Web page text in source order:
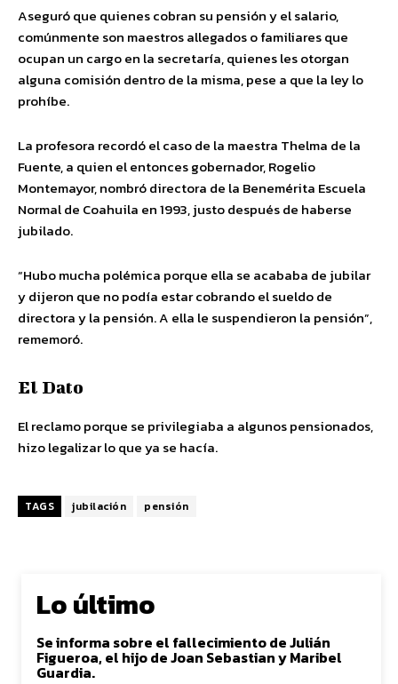
Aseguró que quienes cobran su pensión y el salario,
comúnmente son maestros allegados o familiares que
ocupan un cargo en la secretaría, quienes les otorgan
alguna comisión dentro de la misma, pese a que la ley lo
prohíbe.
La profesora recordó el caso de la maestra Thelma de la
Fuente, a quien el entonces gobernador, Rogelio
Montemayor, nombró directora de la Benemérita Escuela
Normal de Coahuila en 1993, justo después de haberse
jubilado.
“Hubo mucha polémica porque ella se acababa de jubilar
y dijeron que no podía estar cobrando el sueldo de
directora y la pensión. A ella le suspendieron la pensión”,
rememoró.
El Dato
El reclamo porque se privilegiaba a algunos pensionados,
hizo legalizar lo que ya se hacía.
TAGS jubilación pensión
Lo último
Se informa sobre el fallecimiento de Julián
Figueroa, el hijo de Joan Sebastian y Maribel
Guardia.